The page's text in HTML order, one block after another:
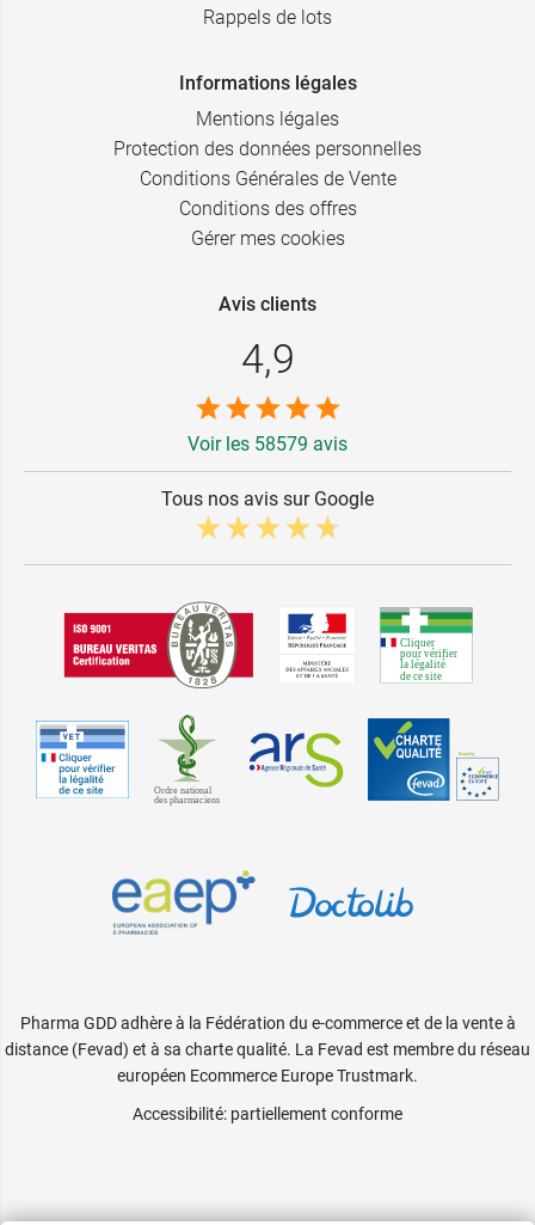
Rappels de lots
Informations légales
Mentions légales
Protection des données personnelles
Conditions Générales de Vente
Conditions des offres
Gérer mes cookies
Avis clients
4,9
Voir les 58579 avis
Tous nos avis sur Google
Pharma GDD adhère à la Fédération du e-commerce et de la vente à
distance (Fevad) et à sa charte qualité. La Fevad est membre du réseau
européen Ecommerce Europe Trustmark.
Accessibilité: partiellement conforme